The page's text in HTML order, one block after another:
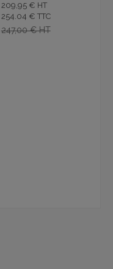
209,95 € HT
254.04 € TTC
247,00 € HT